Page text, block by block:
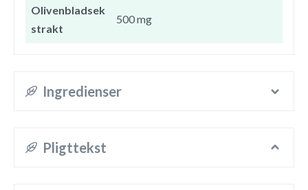
Olivenbladsek
strakt
500 mg
Ingredienser
Pligttekst